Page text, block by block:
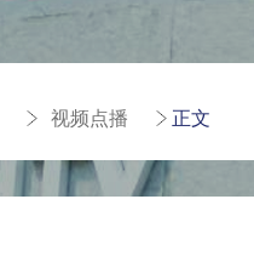
视频点播 正文